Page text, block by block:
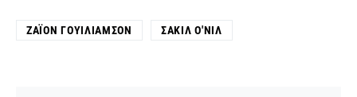
ΖΆΙΟΝ ΓΟΥΊΛΙΑΜΣΟΝ ΣΑΚΊΛ Ο'ΝΙΛ